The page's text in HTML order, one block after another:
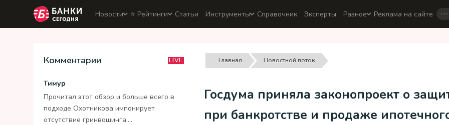
Новости ⭐️ Рейтинги Статьи Инструменты Справочник Эксперты Разное Реклама на сайте …
Комментарии LIVE
Тимур
Прочитал этот обзор и больше всего в
подходе Охотникова импонирует
отсутствие гринвошинга....
Главная Новостной поток
Госдума приняла законопроект о
при банкротстве и продаже